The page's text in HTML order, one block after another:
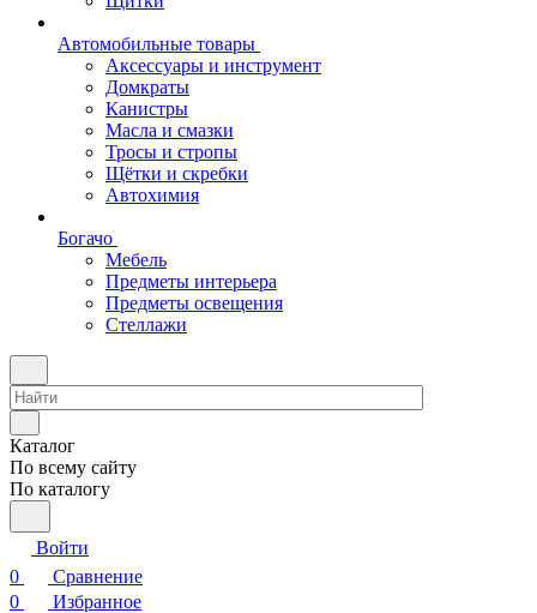
Автомобильные товары
Аксессуары и инструмент
Домкраты
Канистры
Масла и смазки
Тросы и стропы
Щётки и скребки
Автохимия
Богачо
Мебель
Предметы интерьера
Предметы освещения
Стеллажи
Каталог
По всему сайту
По каталогу
Войти
0
Сравнение
0
Избранное